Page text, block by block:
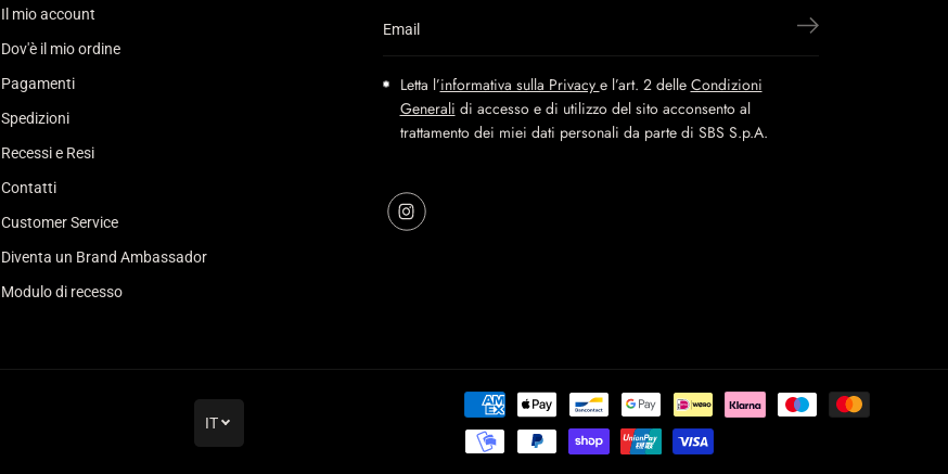
Il mio account
Dov'è il mio ordine
Pagamenti
Spedizioni
Recessi e Resi
Contatti
Customer Service
Diventa un Brand Ambassador
Modulo di recesso
Letta l’informativa sulla Privacy e l’art. 2 delle Condizioni
Generali di accesso e di utilizzo del sito acconsento al
trattamento dei miei dati personali da parte di SBS S.p.A.
IT